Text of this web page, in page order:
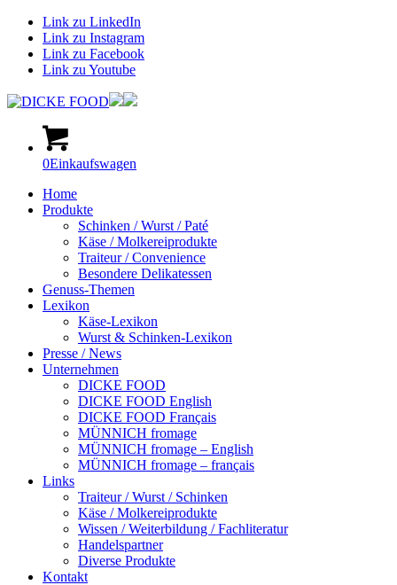
Link zu LinkedIn
Link zu Instagram
Link zu Facebook
Link zu Youtube
0Einkaufswagen
Home
Produkte
Schinken / Wurst / Paté
Käse / Molkereiprodukte
Traiteur / Convenience
Besondere Delikatessen
Genuss-Themen
Lexikon
Käse-Lexikon
Wurst & Schinken-Lexikon
Presse / News
Unternehmen
DICKE FOOD
DICKE FOOD English
DICKE FOOD Français
MÜNNICH fromage
MÜNNICH fromage – English
MÜNNICH fromage – français
Links
Traiteur / Wurst / Schinken
Käse / Molkereiprodukte
Wissen / Weiterbildung / Fachliteratur
Handelspartner
Diverse Produkte
Kontakt